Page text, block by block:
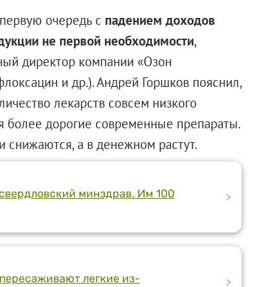
очередь с падением доходов
не первой необходимости,
директор компании «Озон
и др.). Андрей Горшков пояснил,
лекарств совсем низкого
более дорогие современные препараты.
снижаются, а в денежном растут.
минздрав. Им 100
>
легкие из-
>